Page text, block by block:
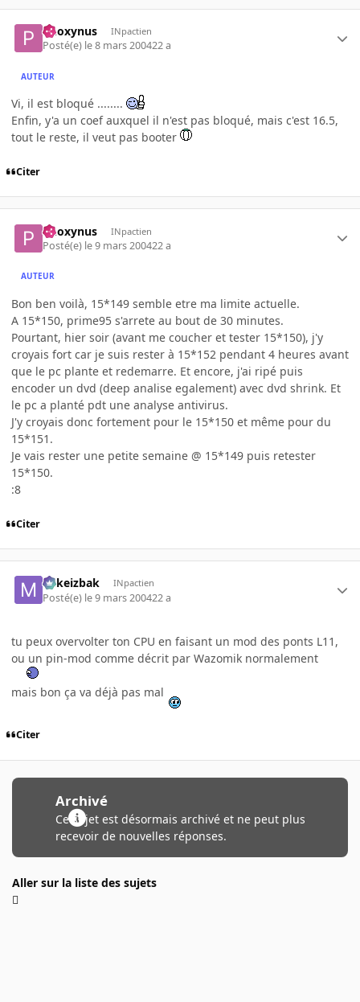
Phoxynus INpactien
Posté(e) le 8 mars 200422 a
AUTEUR
Vi, il est bloqué ........
Enfin, y'a un coef auxquel il n'est pas bloqué, mais c'est 16.5,
tout le reste, il veut pas booter
Citer
Phoxynus INpactien
Posté(e) le 9 mars 200422 a
AUTEUR
Bon ben voilà, 15*149 semble etre ma limite actuelle.
A 15*150, prime95 s'arrete au bout de 30 minutes.
Pourtant, hier soir (avant me coucher et tester 15*150), j'y
croyais fort car je suis rester à 15*152 pendant 4 heures avant
que le pc plante et redemarre. Et encore, j'ai ripé puis
encoder un dvd (deep analise egalement) avec dvd shrink. Et
le pc a planté pdt une analyse antivirus.
J'y croyais donc fortement pour le 15*150 et même pour du
15*151.
Je vais rester une petite semaine @ 15*149 puis retester
15*150.
:8
Citer
Mikeizbak INpactien
Posté(e) le 9 mars 200422 a
tu peux overvolter ton CPU en faisant un mod des ponts L11,
ou un pin-mod comme décrit par Wazomik normalement
mais bon ça va déjà pas mal
Citer
Archivé
Ce sujet est désormais archivé et ne peut plus
recevoir de nouvelles réponses.
Aller sur la liste des sujets